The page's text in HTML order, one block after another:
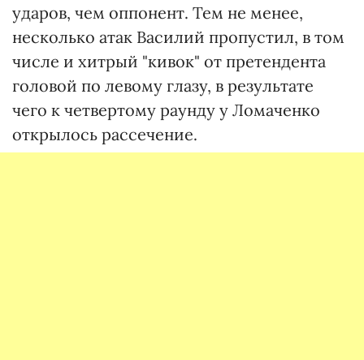
ударов, чем оппонент. Тем не менее,
несколько атак Василий пропустил, в том
числе и хитрый "кивок" от претендента
головой по левому глазу, в результате
чего к четвертому раунду у Ломаченко
открылось рассечение.